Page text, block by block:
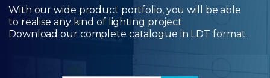
With our wide product portfolio, you will be able
to realise any kind of lighting project.
Download our complete catalogue in LDT format.